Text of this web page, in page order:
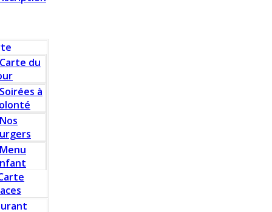
Carte du
Soirées à
Nos
Menu